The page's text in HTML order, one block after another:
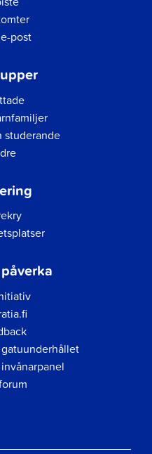
post
studerande